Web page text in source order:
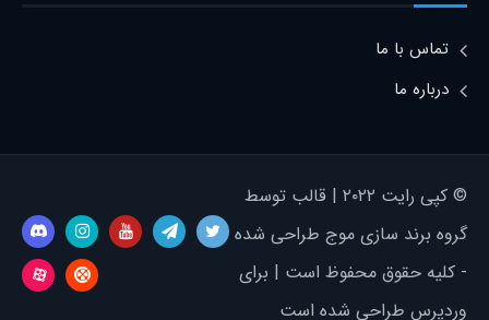
تماس با ما
درباره ما
© کپی رایت ۲۰۲۲ | قالب توسط
گروه برند سازی موج طراحی شده
- کلیه حقوق محفوظ است | برای
وردپرس طراحی شده است